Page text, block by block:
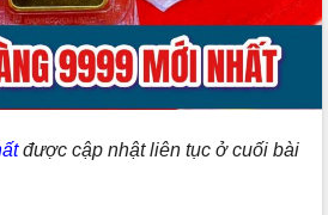
được cập nhật liên tục ở cuối bài